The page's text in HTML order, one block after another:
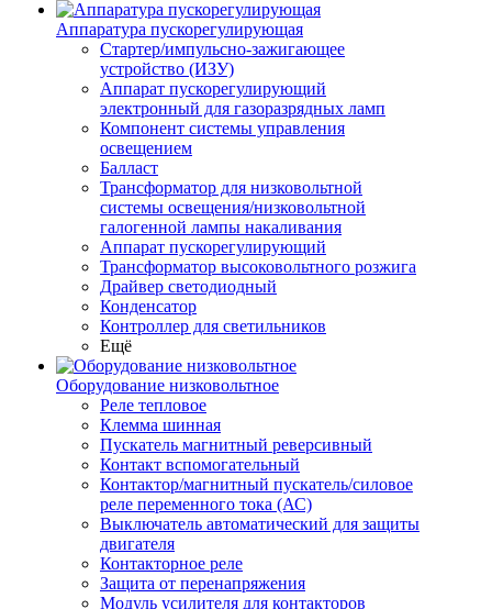
Аппаратура пускорегулирующая
Стартер/импульсно-зажигающее
устройство (ИЗУ)
Аппарат пускорегулирующий
электронный для газоразрядных ламп
Компонент системы управления
освещением
Балласт
Трансформатор для низковольтной
системы освещения/низковольтной
галогенной лампы накаливания
Аппарат пускорегулирующий
Трансформатор высоковольтного розжига
Драйвер светодиодный
Конденсатор
Контроллер для светильников
Ещё
Оборудование низковольтное
Реле тепловое
Клемма шинная
Пускатель магнитный реверсивный
Контакт вспомогательный
Контактор/магнитный пускатель/силовое
реле переменного тока (АС)
Выключатель автоматический для защиты
двигателя
Контакторное реле
Защита от перенапряжения
Модуль усилителя для контакторов